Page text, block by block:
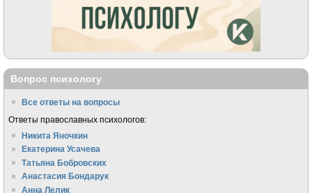
Вопрос психологу
Все ответы на вопросы
Ответы православных психологов:
Никита Яночкин
Екатерина Усачева
Татьяна Бобровских
Анастасия Бондарук
Анна Лелик